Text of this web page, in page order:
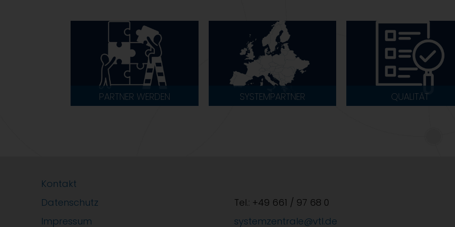
PARTNER WERDEN SYSTEMPARTNER QUALITÄT
Kontakt
Datenschutz
Impressum
Tel.: +49 661 / 97 68 0
systemzentrale@vtl.de